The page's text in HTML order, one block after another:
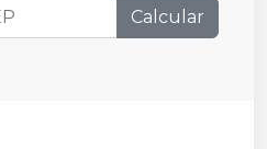
Calcular